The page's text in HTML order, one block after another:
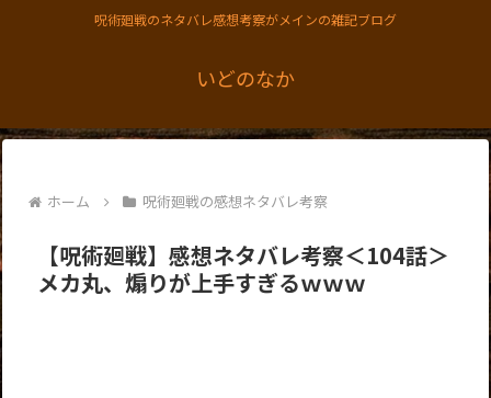
呪術廻戦のネタバレ感想考察がメインの雑記ブログ
いどのなか
ホーム 呪術廻戦の感想ネタバレ考察
【呪術廻戦】感想ネタバレ考察＜104話＞
メカ丸、煽りが上手すぎるｗｗｗ